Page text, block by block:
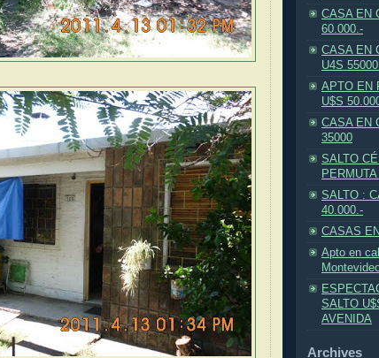
CASA EN
60.000.-
CASA EN
U4S
APTO EN
U$S
CASA EN
35000
SALTO
SALTO :
40.000.-
CASAS
Apto en
SALTO
AVENIDA
Archives